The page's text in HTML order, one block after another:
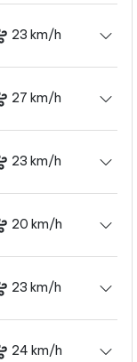
23 km/h
27 km/h
23 km/h
20 km/h
23 km/h
24 km/h